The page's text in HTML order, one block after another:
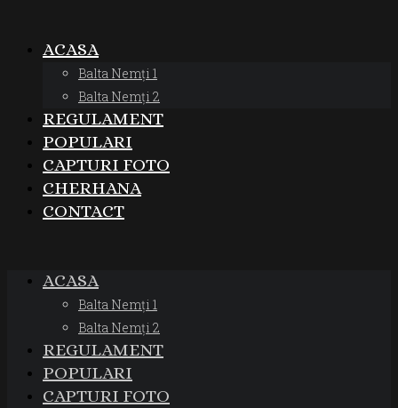
ACASA
Balta Nemți 1
Balta Nemți 2
REGULAMENT
POPULARI
CAPTURI FOTO
CHERHANA
CONTACT
ACASA
Balta Nemți 1
Balta Nemți 2
REGULAMENT
POPULARI
CAPTURI FOTO